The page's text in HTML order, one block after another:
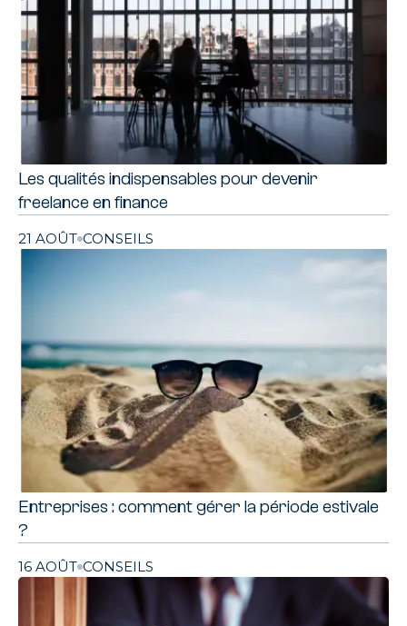
Les qualités indispensables pour devenir
freelance en finance
21 AOÛT CONSEILS
Entreprises : comment gérer la période estivale
?
16 AOÛT CONSEILS